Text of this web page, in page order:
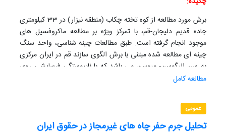
برش مورد مطالعه از کوه تخته چکاب (منطقه نیزار) در 33 کیلومتری
جاده قدیم دلیجان-قم، با تمرکز ویژه بر مطالعه ماکروفسیل های
موجود انجام گرفته است. طبق مطالعات چینه شناسی، واحد سنگ
چینه ای مطالعه شده مبتنی با برش الگوی سازند قم در ایران مرکزی
به سن الیگوسن- میوسن می باشد که با ناپیوستگی فرسایشی روی
نهشته های سازندهای قرمز زیرین و زیر نهشته های سازندهای قرمز
از 9 واحد سنگ شناسی معرفی شده در سازند قم و یک عضو
ابتدایی بی نام، شامل تناوب ماسه سنگ و آهک نازک تا ضخیم لایه
استرادار، مارن، ژیپس و در برخی نقاط افق هایی از کنگلومرا است.
مطالعه کامل
عمومی
تحلیل جرم حفر چاه های غیرمجاز در حقوق ایران